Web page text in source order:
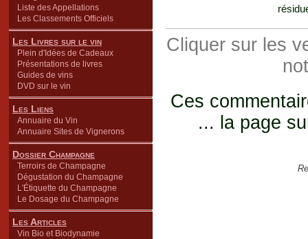
Liste des Appellations
Les Classements Officiels
Les Livres sur le vin
Plein d'Idées de Cadeaux
Présentations de livres
Guides de vins
DVD sur le vin
Les Liens
Annuaire du Vin
Annuaire Sites de Vignerons
Dossier Champagne
Terroirs de Champagne
Dégustation du Champagne
L'Étiquette du Champagne
Le Dosage du Champagne
Les Articles
Vin Bio et Biodynamie
Cliquer sur les
Ces
... la page